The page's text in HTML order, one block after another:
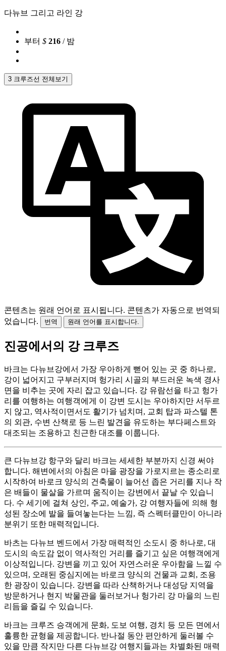
다뉴브 그리고 라인 강
부터 $ 216 / 밤
3 크루즈선 전체보기
콘텐츠는 원래 언어로 표시됩니다. 콘텐츠가 자동으로 번역되
었습니다.
번역 원래 언어를 표시합니다.
진공에서의 강 크루즈
바크는 다뉴브강에서 가장 우아하게 뻗어 있는 곳 중 하나로,
강이 넓어지고 구부러지며 헝가리 시골의 부드러운 녹색 경사
면을 비추는 곳에 자리 잡고 있습니다. 강 유람선을 타고 헝가
리를 여행하는 여행객에게 이 강변 도시는 우아하지만 서두르
지 않고, 역사적이면서도 활기가 넘치며, 교회 탑과 파스텔 톤
의 외관, 수변 산책로 등 느린 발견을 유도하는 부다페스트와
대조되는 조용하고 친근한 대조를 이룹니다.
큰 다뉴브강 항구와 달리 바크는 세세한 부분까지 신경 써야
합니다. 해변에서의 아침은 마을 광장을 가로지르는 종소리로
시작하여 바로크 양식의 건축물이 늘어선 좁은 거리를 지나 작
은 배들이 물살을 가르며 움직이는 강변에서 끝날 수 있습니
다. 수 세기에 걸쳐 상인, 주교, 예술가, 강 여행자들에 의해 형
성된 장소에 발을 들여놓는다는 느낌, 즉 스펙터클만이 아니라
분위기 또한 매력적입니다.
바츠는 다뉴브 벤드에서 가장 매력적인 소도시 중 하나로, 대
도시의 속도감 없이 역사적인 거리를 즐기고 싶은 여행객에게
이상적입니다. 강변을 끼고 있어 자연스러운 우아함을 느낄 수
있으며, 오래된 중심지에는 바로크 양식의 건물과 교회, 조용
한 광장이 있습니다. 강변을 따라 산책하거나 대성당 지역을
방문하거나 현지 박물관을 둘러보거나 헝가리 강 마을의 느린
리듬을 즐길 수 있습니다.
바크는 크루즈 승객에게 문화, 도보 여행, 경치 등 모든 면에서
훌륭한 균형을 제공합니다. 반나절 동안 편안하게 둘러볼 수
있을 만큼 작지만 다른 다뉴브강 여행지들과는 차별화된 매력